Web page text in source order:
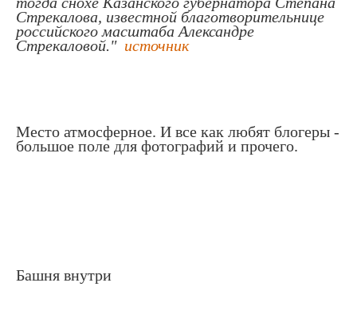
Стрекалова, известной благотворительнице
российского масштаба Александре
Стрекаловой." источник
Место атмосферное. И все как любят блогеры -
большое поле для фотографий и прочего.
Башня внутри